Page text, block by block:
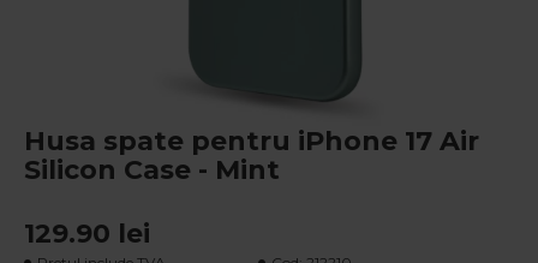
Husa spate pentru iPhone 17 Air
Silicon Case - Mint
129.90 lei